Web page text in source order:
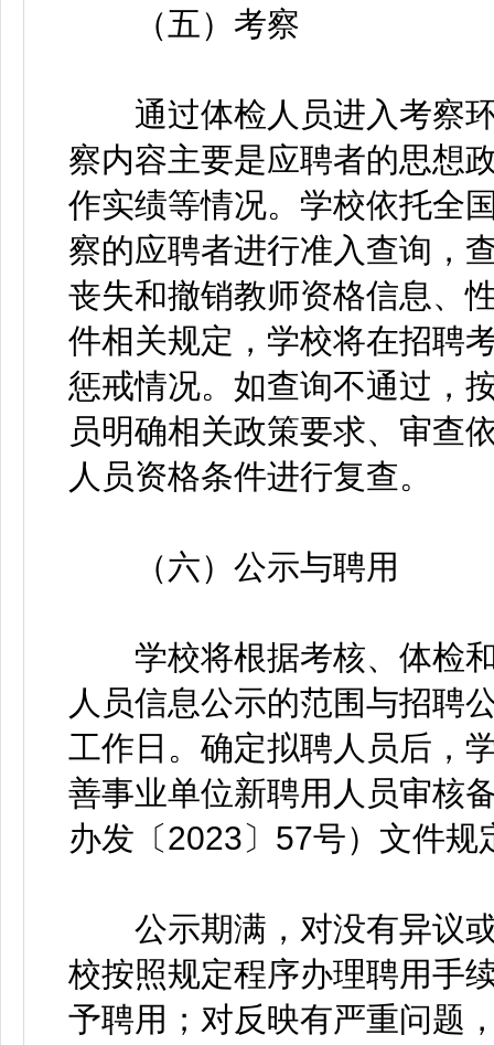
（五）考察
通过体检人员进入考察环
察内容主要是应聘者的思想
作实绩等情况。学校依托全
察的应聘者进行准入查询，
丧失和撤销教师资格信息、
件相关规定，学校将在招聘
惩戒情况。如查询不通过，
员明确相关政策要求、审查
人员资格条件进行复查。
（六）公示与聘用
学校将根据考核、体检和
人员信息公示的范围与招聘
工作日。确定拟聘人员后，
善事业单位新聘用人员审核
办发〔2023〕57号）文件
公示期满，对没有异议或
校按照规定程序办理聘用手
予聘用；对反映有严重问题